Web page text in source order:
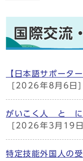
国際交流
【日本語サポータ
[2026年8月6日]
がいこく人 と に
[2026年3月19
特定技能外国人の